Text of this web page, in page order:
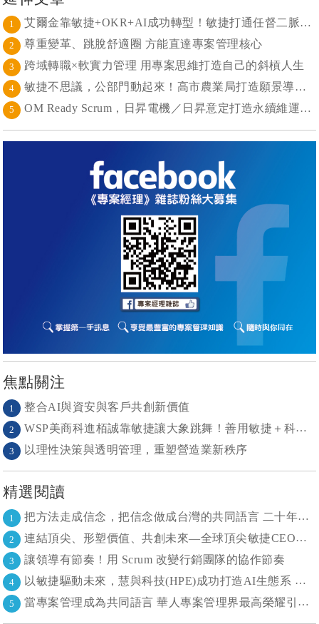
1 艾爾金靠敏捷+OKR+AI成功轉型！敏捷打通任督二脈， 避免文化與流程「卡卡」導致溝通無效
2 尊重變革、跳脫舒適圈 方能直達專案管理核心
3 跨域轉職×軟實力管理 用專案思維打造自己的斜槓人生
4 敏捷不思議，公部門動起來！高市農業局打造願景導向的社區敏捷自組織
5 OM Ready Scrum，日昇電機／日昇意定打造永續維運新典範
焦點關注
1 整合AI與資安與客戶共創新價值
2 WSP美商科進栢誠靠敏捷讓大象跳舞！善用敏捷＋科技力， 大型工程也能快速迭代
3 以理性決策與透明管理，重塑營造業新秩序
精選閱讀
1 把方法走成信念，把信念做成台灣的共同語言 二十年志業，陪伴台灣走過專案管理與敏捷轉型
2 連結頂尖、形塑價值、共創未來—全球頂尖敏捷CEO聯誼會成立
3 讓領導有節奏！用 Scrum 改變行銷團隊的協作節奏
4 以敏捷驅動未來，慧與科技(HPE)成功打造AI生態系 大型敏捷(LeSS)海納百川，讓複雜變簡單
5 當專案管理成為共同語言 華人專案管理界最高榮耀引領的變革時代